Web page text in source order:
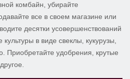
комбайн, убирайте
все в своем магазине или
десятки усовершенствований
в виде свеклы, кукурузы,
Приобретайте удобрения, крутые